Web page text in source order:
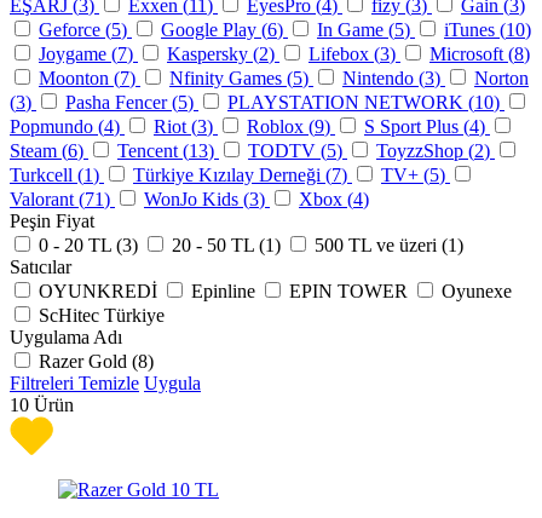
EŞARJ (3) Exxen (11) EyesPro (4) fizy (3) Gain (3)
Geforce (5) Google Play (6) In Game (5) iTunes (10)
Joygame (7) Kaspersky (2) Lifebox (3) Microsoft (8)
Moonton (7) Nfinity Games (5) Nintendo (3)
Norton
(3) Pasha Fencer (5) PLAYSTATION NETWORK (10)
Popmundo (4) Riot (3) Roblox (9) S Sport Plus (4)
Steam (6) Tencent (13) TODTV (5) ToyzzShop (2)
Turkcell (1) Türkiye Kızılay Derneği (7) TV+ (5)
Valorant (71) WonJo Kids (3) Xbox (4)
Peşin Fiyat
0 - 20 TL (3) 20 - 50 TL (1) 500 TL ve üzeri (1)
Satıcılar
OYUNKREDİ
Epinline EPIN TOWER
Oyunexe
ScHitec Türkiye
Uygulama Adı
Razer Gold (8)
Filtreleri Temizle Uygula
10 Ürün